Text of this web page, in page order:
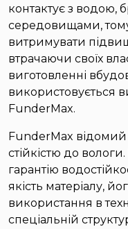
контактує з
середовищами,
витримувати
втрачаючи своїх
виготовленні
використовується
FunderMax.
FunderMax відомий
стійкістю до
гарантію
якість матеріалу,
використання в
спеціальній